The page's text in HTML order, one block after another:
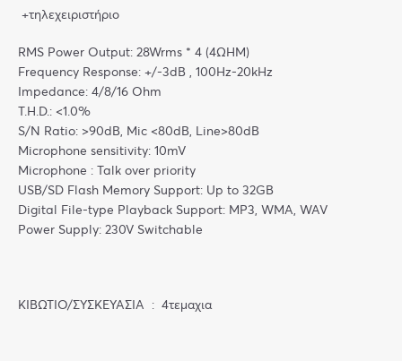
+τηλεχειριστήριο
RMS Power Output: 28Wrms * 4 (4ΩΗΜ)
Frequency Response: +/-3dB , 100Hz-20kHz
Impedance: 4/8/16 Ohm
T.H.D.: <1.0%
S/N Ratio: >90dB, Mic <80dB, Line>80dB
Microphone sensitivity: 10mV
Microphone : Talk over priority
USB/SD Flash Memory Support: Up to 32GB
Digital File-type Playback Support: MP3, WMA, WAV
Power Supply: 230V Switchable
ΚΙΒΩΤΙΟ/ΣΥΣΚΕΥΑΣΙΑ : 4τεμαχια